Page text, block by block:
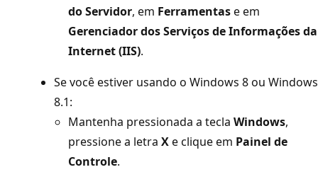
do Servidor, em Ferramentase em
Gerenciador dos Serviços de Informações da
Internet (IIS).
Se você estiver usando o Windows 8 ou Windows
8.1:
Mantenha pressionada a tecla Windows,
pressione a letra Xe clique em Painel de
Controle.